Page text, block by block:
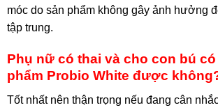
móc do sản phẩm không gây ảnh hưởng
tập trung.
Phụ nữ có thai và cho con bú
phẩm Probio White được
Tốt nhất nên thận trọng nếu đang cân